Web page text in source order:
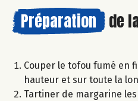
Préparation de
Couper le tofou fumé en
hauteur et sur toute la
Tartiner de margarine